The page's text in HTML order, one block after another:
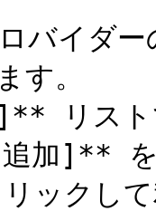
イダー
す。
リスト
加]**
ックして